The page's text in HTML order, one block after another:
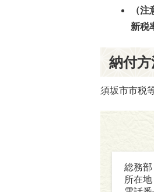
（
新税
納付
須坂市市税
総務部
所在